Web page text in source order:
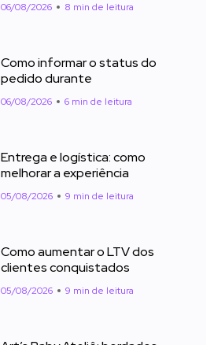
06/08/2026 8 min de leitura
Como informar o status do
pedido durante
06/08/2026 6 min de leitura
Entrega e logística: como
melhorar a experiência
05/08/2026 9 min de leitura
Como aumentar o LTV dos
clientes conquistados
05/08/2026 9 min de leitura